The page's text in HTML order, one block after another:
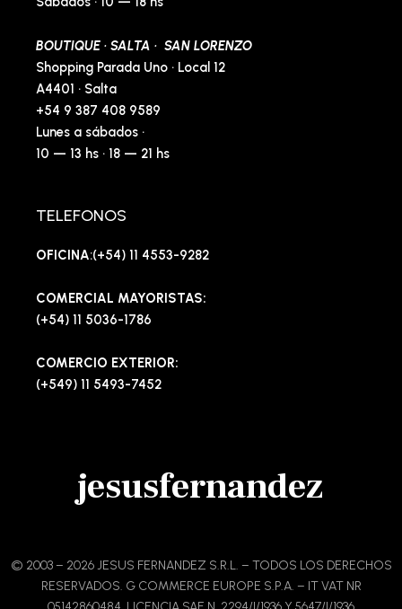
BOUTIQUE · SALTA · SAN LORENZO
Shopping Parada Uno · Local 12
A4401 · Salta
+54 9 387 408 9589
Lunes a sábados ·
10 — 13 hs · 18 — 21 hs
TELEFONOS
OFICINA:(+54) 11 4553-9282
COMERCIAL MAYORISTAS:
(+54) 11 5036-1786
COMERCIO EXTERIOR:
(+549) 11 5493-7452
jesusfernandez
© 2003 – 2026 JESUS FERNANDEZ S.R.L. – TODOS LOS DERECHOS
RESERVADOS. G COMMERCE EUROPE S.P.A. – IT VAT NR